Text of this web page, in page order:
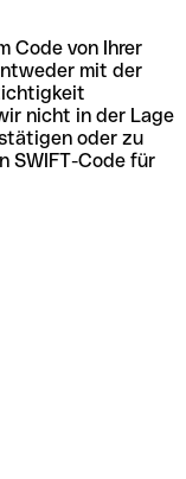
Code von Ihrer
mit der
nicht in der Lage
oder zu
SWIFT-Code für